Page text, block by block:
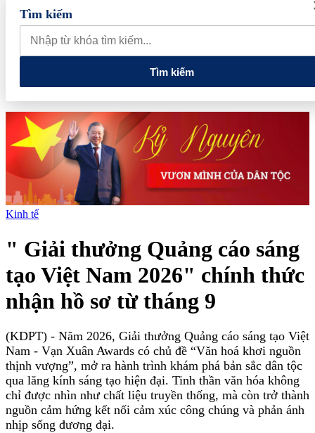
khoảng 1/4 kế hoạch năm
quay đầu giảm sâu
Thiết lập các cơ chế, chính sách đặc thù để
thúc đẩy phát triển khu kinh tế đặc biệt
7/8: Dầu thế giới bật tăng mạnh, giá xăng trong nước đồng loạt giảm
Tìm kiếm
Tìm kiếm
Kinh tế
" Giải thưởng Quảng cáo sáng
tạo Việt Nam 2026" chính thức
nhận hồ sơ từ tháng 9
(KDPT) - Năm 2026, Giải thưởng Quảng cáo sáng tạo Việt
Nam - Vạn Xuân Awards có chủ đề “Văn hoá khơi nguồn
thịnh vượng”, mở ra hành trình khám phá bản sắc dân tộc
qua lăng kính sáng tạo hiện đại. Tinh thần văn hóa không
chỉ được nhìn như chất liệu truyền thống, mà còn trở thành
nguồn cảm hứng kết nối cảm xúc công chúng và phản ánh
nhịp sống đương đại.